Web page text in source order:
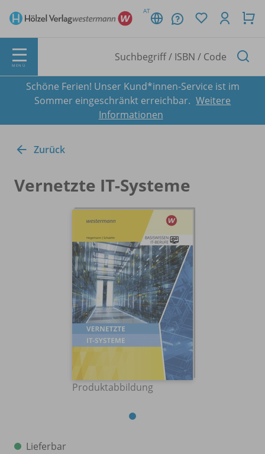
AT
MENÜ
Schöne Ferien! Unser Kund*innen-Service ist im
Sommer eingeschränkt erreichbar. Weitere
Informationen
Zurück
Vernetzte IT-Systeme
Produktabbildung
Lieferbar